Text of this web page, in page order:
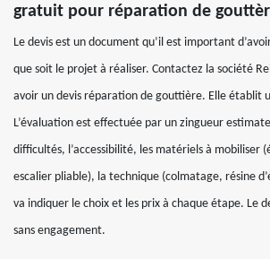
gratuit pour réparation de
Le devis est un document qu’il est important
que soit le projet à réaliser. Contactez la société
avoir un devis réparation de gouttière. Elle établit
L’évaluation est effectuée par un zingueur
difficultés, l’accessibilité, les matériels à mobiliser
escalier pliable), la technique (colmatage, résine
va indiquer le choix et les prix à chaque étape. Le
sans engagement.